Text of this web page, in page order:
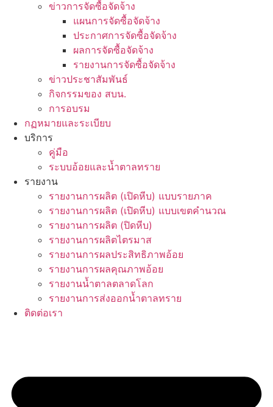
ข่าวการจัดซื้อจัดจ้าง
แผนการจัดซื้อจัดจ้าง
ประกาศการจัดซื้อจัดจ้าง
ผลการจัดซื้อจัดจ้าง
รายงานการจัดซื้อจัดจ้าง
ข่าวประชาสัมพันธ์
กิจกรรมของ สบน.
การอบรม
กฏหมายและระเบียบ
บริการ
คู่มือ
ระบบอ้อยและน้ำตาลทราย
รายงาน
รายงานการผลิต (เปิดหีบ) แบบรายภาค
รายงานการผลิต (เปิดหีบ) แบบเขตคำนวณ
รายงานการผลิต (ปิดหีบ)
รายงานการผลิตไตรมาส
รายงานการผลประสิทธิภาพอ้อย
รายงานการผลคุณภาพอ้อย
รายงานน้ำตาลตลาดโลก
รายงานการส่งออกน้ำตาลทราย
ติดต่อเรา